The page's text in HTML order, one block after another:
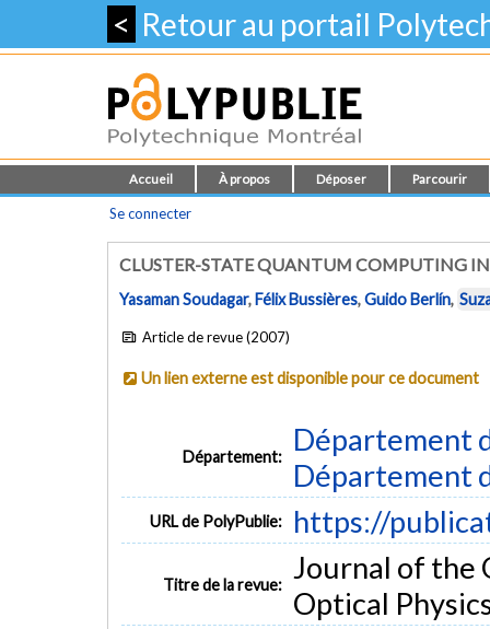
< Retour au portail
Accueil À propos Déposer Parcourir
Se connecter
CLUSTER-STATE QUANTUM COMPUTING
Yasaman Soudagar,Félix Bussières,Guido Berlín,
Article de revue (2007)
Un lien externe est disponible pour ce document
Département:
Département
Département
URL de PolyPublie: https://
Titre de la revue: Journal of the
Optical